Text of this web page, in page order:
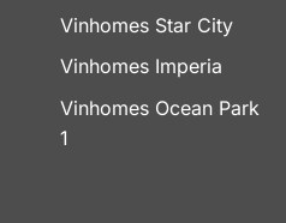
Vinhomes Star City
Vinhomes Imperia
Vinhomes Ocean Park
1